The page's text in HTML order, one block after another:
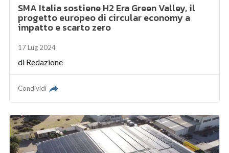
SMA Italia sostiene H2 Era Green Valley, il
progetto europeo di circular economy a
impatto e scarto zero
17 Lug 2024
di Redazione
Condividi